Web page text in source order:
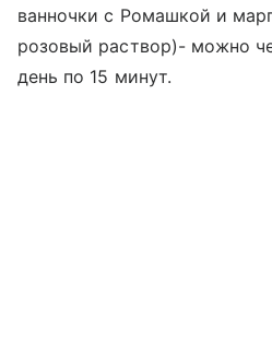
ванночки с Ромашкой и
розовый раствор)- можно
день по 15 минут.